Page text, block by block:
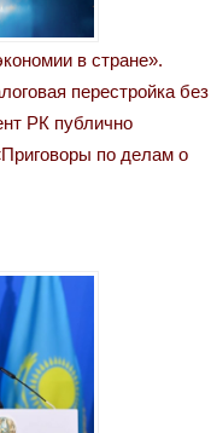
в стране».
перестройка без
РК публично
по делам о